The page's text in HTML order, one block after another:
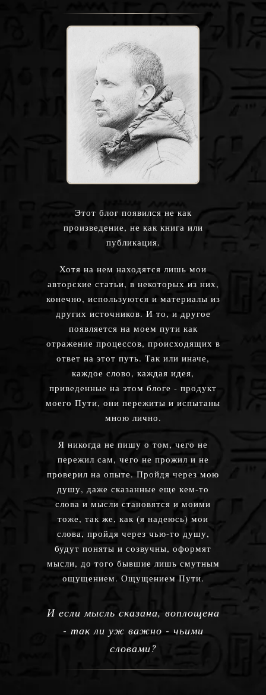
Этот блог появился не как
произведение, не как книга или
публикация.
Хотя на нем находятся лишь мои
авторские статьи, в некоторых из них,
конечно, используются и материалы из
других источников. И то, и другое
появляется на моем пути как
отражение процессов, происходящих в
ответ на этот путь. Так или иначе,
каждое слово, каждая идея,
приведенные на этом блоге - продукт
моего Пути, они пережиты и испытаны
мною лично.
Я никогда не пишу о том, чего не
пережил сам, чего не прожил и не
проверил на опыте. Пройдя через мою
душу, даже сказанные еще кем-то
слова и мысли становятся и моими
тоже, так же, как (я надеюсь) мои
слова, пройдя через чью-то душу,
будут поняты и созвучны, оформят
мысли, до того бывшие лишь смутным
ощущением. Ощущением Пути.
И если мысль сказана, воплощена
- так ли уж важно - чьими
словами?